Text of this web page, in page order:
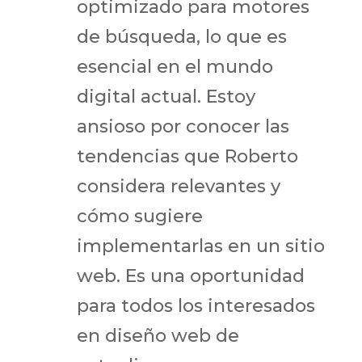
optimizado para motores
de búsqueda, lo que es
esencial en el mundo
digital actual. Estoy
ansioso por conocer las
tendencias que Roberto
considera relevantes y
cómo sugiere
implementarlas en un sitio
web. Es una oportunidad
para todos los interesados
en diseño web de